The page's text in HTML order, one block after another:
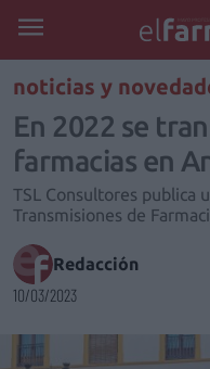
noticias y
En 2022 se
farmacias en
TSL Consultores publica
Transmisiones de
Redacción
10/03/2023